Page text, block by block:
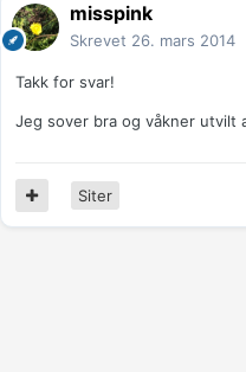
misspink
Skrevet 26. mars 2014
Takk for svar!
Jeg sover bra og våkner utvilt
Siter